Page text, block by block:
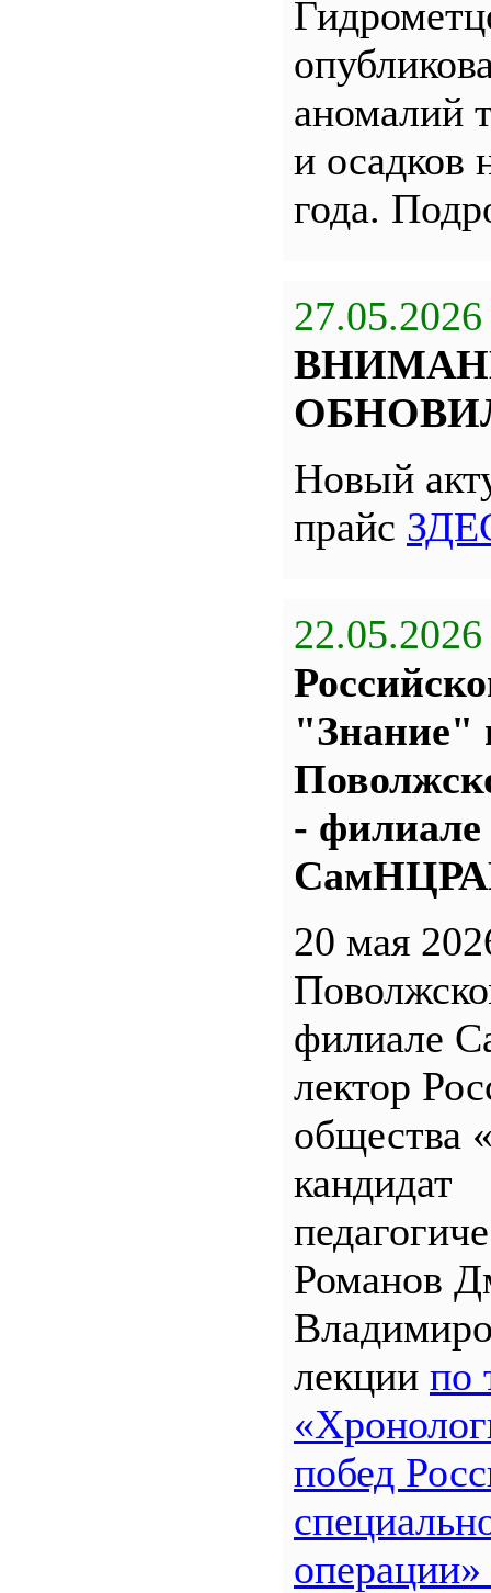
аномалий
и осадков
года.
27.05.2026
Новый
прайс
22.05.2026
"Знание"
- филиале
20 мая
филиале
лектор
общества
кандидат
Романов
лекции по
побед